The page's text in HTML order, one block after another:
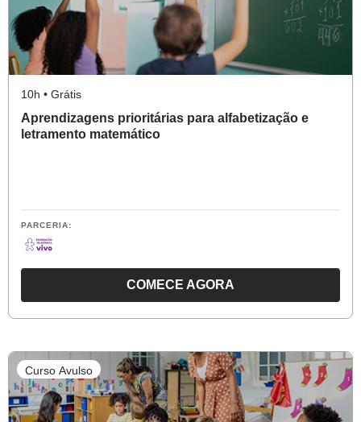
IDENTIFICAR
SE
O
APRENDENDO?
10h • Grátis
Aprendizagens prioritárias para alfabetização e
letramento matemático
PARCERIA:
COMECE AGORA
CURSO
PRIORITÁRIAS
PARA
ALFABETIZAÇÃO
Curso Avulso